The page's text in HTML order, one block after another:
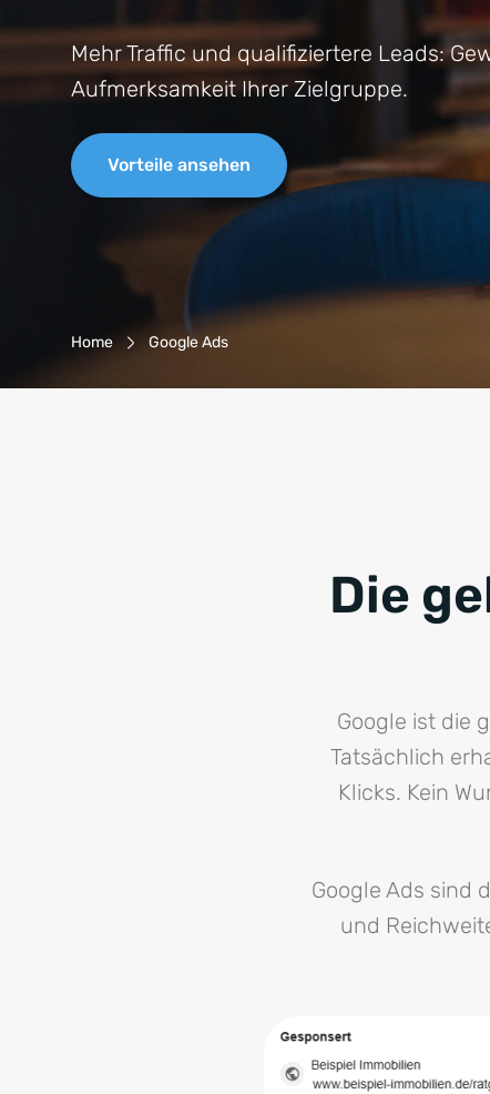
Mehr Traffic und qualifiziertere Leads:
Aufmerksamkeit Ihrer Zielgruppe.
Vorteile ansehen
Breadcrumb-Navigation
Home Google Ads
Die
Google ist die
Tatsächlich
Klicks. Kein
Google Ads sind
und